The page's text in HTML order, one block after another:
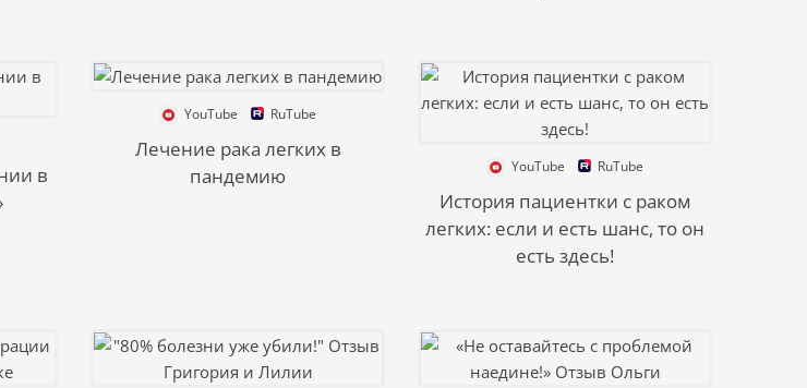
в
YouTube RuTube
Лечение рака легких в
пандемию
YouTube RuTube
История пациентки с раком
легких: если и есть шанс, то он
есть здесь!